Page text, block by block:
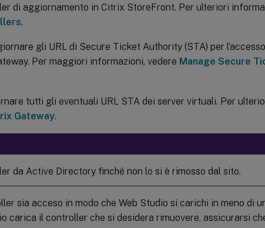
di aggiornamento in Citrix StoreFront. Per ulteriori
.
gli URL di Secure Ticket Authority (STA) per l’accesso
Per maggiori informazioni, vedere Manage Secure
tutti gli eventuali URL STA dei server virtuali. Per
Gateway.
da Active Directory finché non lo si è rimosso dal sito.
sia acceso in modo che Web Studio si carichi in meno di
carica il controller che si desidera rimuovere, assicurarsi